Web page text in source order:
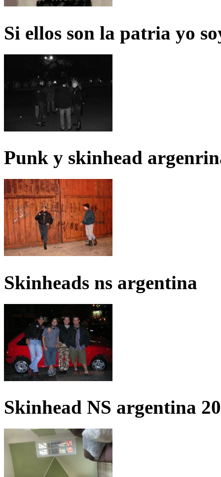
Si ellos son la patria yo
Punk y skinhead
Skinheads ns argentina
Skinhead NS argentina